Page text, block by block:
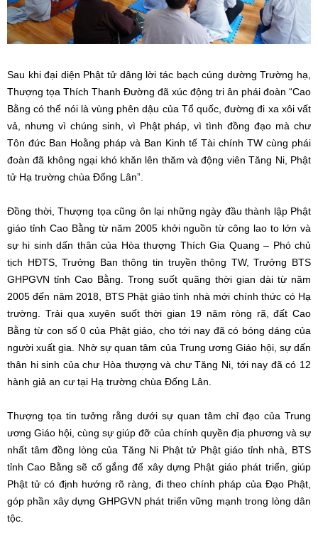
Sau khi đại diện Phật tử dâng lời tác bạch cúng dường Trường hạ,
Thượng tọa Thích Thanh Đường đã xúc động tri ân phái đoàn “Cao
Bằng có thể nói là vùng phên dậu của Tổ quốc, đường đi xa xôi vất
vả, nhưng vì chúng sinh, vì Phật pháp, vì tình đồng đạo mà chư
Tôn đức Ban Hoằng pháp và Ban Kinh tế Tài chính TW cùng phái
đoàn đã không ngại khó khăn lên thăm và động viên Tăng Ni, Phật
tử Hạ trường chùa Đống Lân”.
Đồng thời, Thượng tọa cũng ôn lại những ngày đầu thành lập Phật
giáo tỉnh Cao Bằng từ năm 2005 khởi nguồn từ công lao to lớn và
sự hi sinh dấn thân của Hòa thượng Thích Gia Quang – Phó chủ
tịch HĐTS, Trưởng Ban thông tin truyền thông TW, Trưởng BTS
GHPGVN tỉnh Cao Bằng. Trong suốt quãng thời gian dài từ năm
2005 đến năm 2018, BTS Phật giảo tỉnh nhà mới chính thức có Hạ
trường. Trải qua xuyên suốt thời gian 19 năm ròng rã, đất Cao
Bằng từ con số 0 của Phật giáo, cho tới nay đã có bóng dáng của
người xuất gia. Nhờ sự quan tâm của Trung ương Giáo hội, sự dấn
thân hi sinh của chư Hòa thượng và chư Tăng Ni, tới nay đã có 12
hành giả an cư tại Hạ trường chùa Đống Lân.
Thượng tọa tin tưởng rằng dưới sự quan tâm chỉ đạo của Trung
ương Giáo hội, cùng sự giúp đỡ của chính quyền địa phương và sự
nhất tâm đồng lòng của Tăng Ni Phật tử Phật giáo tỉnh nhà, BTS
tỉnh Cao Bằng sẽ cố gắng để xây dựng Phật giáo phát triển, giúp
Phật tử có định hướng rõ ràng, đi theo chính pháp của Đạo Phật,
góp phần xây dựng GHPGVN phát triển vững mạnh trong lòng dân
tộc.